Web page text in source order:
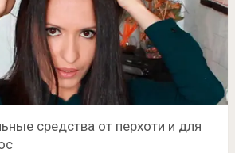
средства от перхоти и для